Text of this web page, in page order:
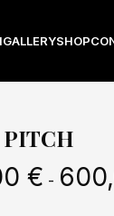
GALLERYSHOP
€ -